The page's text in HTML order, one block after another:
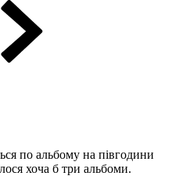
по альбому на півгодини
хоча б три альбоми.